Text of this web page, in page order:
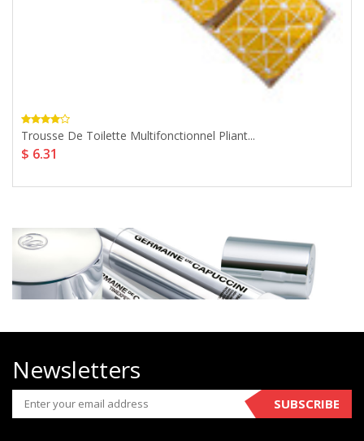
Trousse De Toilette Multifonctionnel Pliant...
$ 6.31
Newsletters
SUBSCRIBE